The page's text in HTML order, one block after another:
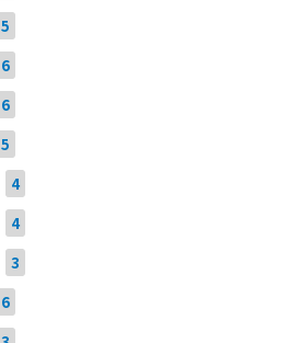
5
6
6
5
4
4
3
6